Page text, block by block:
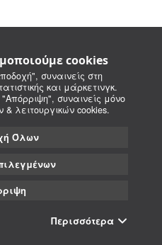
cookies
συναινείς στη
και μάρκετινγκ.
συναινείς μόνο
λειτουργικών cookies.
Όλων
Περισσότερα